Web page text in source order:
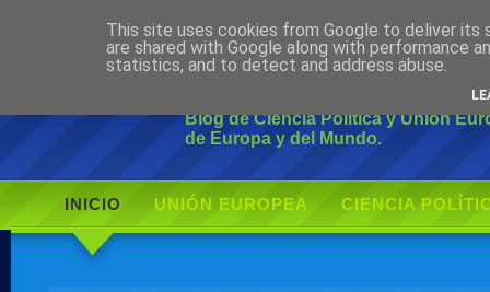
Ciudadano
Blog de Ciencia Política y Unión
de Europa y del Mundo.
INICIO UNIÓN EUROPEA CIENCIA
This site uses cookies from Google to deliver its
are shared with Google along with performance
statistics, and to detect and address abuse.